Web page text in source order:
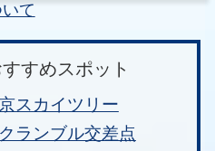
て
すめスポット
スカイツリー
ランブル交差点